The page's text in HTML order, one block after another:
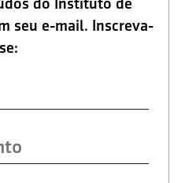
seu e-mail. Inscreva-
se: